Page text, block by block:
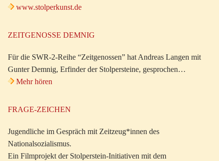
www.stolperkunst.de
ZEITGENOSSE DEMNIG
Für die SWR-2-Reihe “Zeitgenossen” hat Andreas Langen mit
Gunter Demnig, Erfinder der Stolpersteine, gesprochen…
Mehr hören
FRAGE-ZEICHEN
Jugendliche im Gespräch mit Zeitzeug*innen des
Nationalsozialismus.
Ein Filmprojekt der Stolperstein-Initiativen mit dem